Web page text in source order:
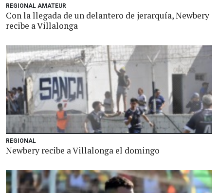
REGIONAL AMATEUR
Con la llegada de un delantero de jerarquía, Newbery
recibe a Villalonga
REGIONAL
Newbery recibe a Villalonga el domingo